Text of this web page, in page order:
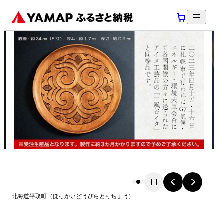
北海道平取町 （ほっかいどう びらとりちょう ）